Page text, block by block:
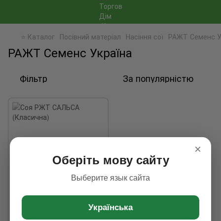
⭐ Каталог Посівний матеріал Насіння сої РАЖТ Семенс
РАЖТ Семенс Україна
Фільтр За популярністю
Соя РЖТ САЛЬСА (Класична)
×
Оберіть мову сайту
Выберите язык сайта
Українська